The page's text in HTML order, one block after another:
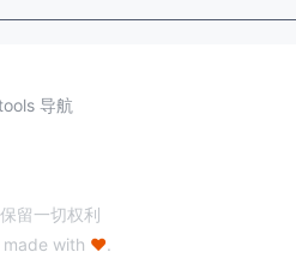
导航
留一切权利
made with ♥.